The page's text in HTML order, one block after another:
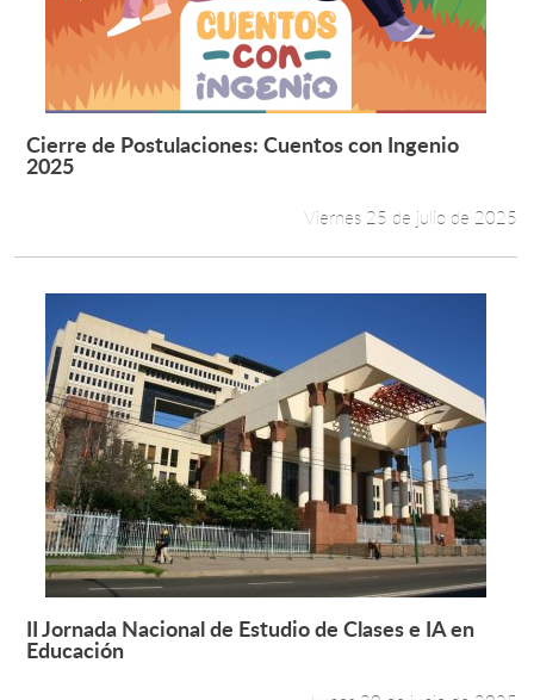
Leer más +
Cierre de Postulaciones: Cuentos con Ingenio
2025
Viernes 25 de julio de 2025
Leer más +
II Jornada Nacional de Estudio de Clases e IA en
Educación